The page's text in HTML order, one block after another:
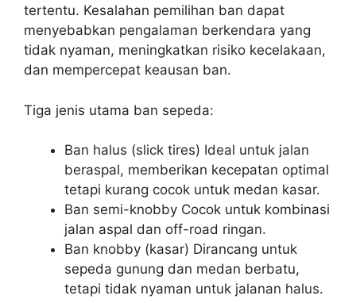
tertentu. Kesalahan pemilihan ban dapat
menyebabkan pengalaman berkendara yang
tidak nyaman, meningkatkan risiko kecelakaan,
dan mempercepat keausan ban.
Tiga jenis utama ban sepeda:
Ban halus (slick tires) Ideal untuk jalan
beraspal, memberikan kecepatan optimal
tetapi kurang cocok untuk medan kasar.
Ban semi-knobby Cocok untuk kombinasi
jalan aspal dan off-road ringan.
Ban knobby (kasar) Dirancang untuk
sepeda gunung dan medan berbatu,
tetapi tidak nyaman untuk jalanan halus.